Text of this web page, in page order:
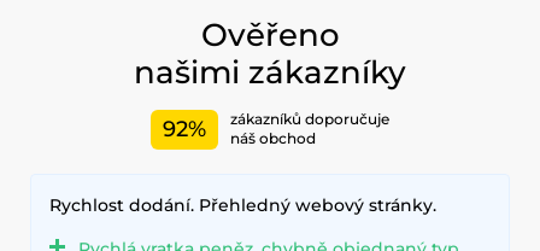
Ověřeno
našimi zákazníky
92%
zákazníků doporučuje
náš obchod
Rychlost dodání. Přehledný webový stránky.